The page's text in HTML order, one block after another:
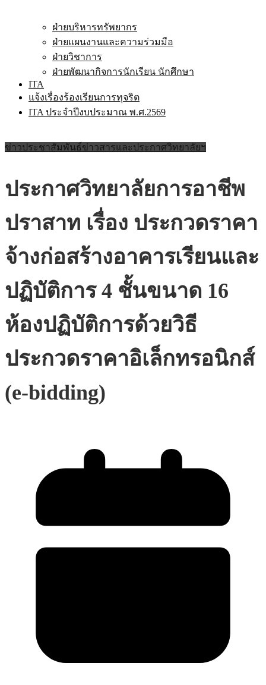
ฝ่ายบริหารทรัพยากร
ฝ่ายแผนงานและความร่วมมือ
ฝ่ายวิชาการ
ฝ่ายพัฒนากิจการนักเรียน นักศึกษา
ITA
แจ้งเรื่องร้องเรียนการทุจริต
ITA ประจำปีงบประมาณ พ.ศ.2569
ข่าวประชาสัมพันธ์ข่าวสารและประกาศวิทยาลัยฯ
ประกาศวิทยาลัยการอาชีพ
ปราสาท เรื่อง ประกวดราคา
จ้างก่อสร้างอาคารเรียนและ
ปฏิบัติการ 4 ชั้นขนาด 16
ห้องปฏิบัติการด้วยวิธี
ประกวดราคาอิเล็กทรอนิกส์
(e-bidding)